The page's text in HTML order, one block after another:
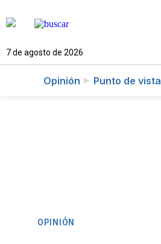
7 de agosto de 2026
Opinión Punto de vista
OPINIÓN